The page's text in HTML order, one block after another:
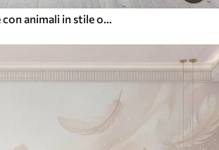
Giardino imperiale con animali in stile orientale: scimmia, leopardo, tigre, pavone e airone